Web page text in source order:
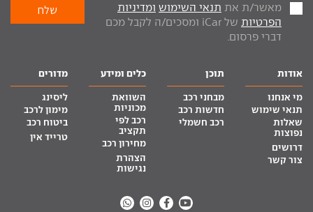
מאשר/ת את תנאי השימוש ומדיניות
הפרטיות
של iCar ומסכים/ה לקבל מכם
דברי פרסום.
אודות
מי אנחנו
תנאי שימוש
שאלות
נפוצות
דרושים
צור קשר
תוכן
מבחני רכב
חדשות רכב
רכב חשמלי
כלים ומידע
השוואת
מכוניות
רכב לפי
תקציב
מחירון רכב
הצהרת
נגישות
מדורים
ליסינג
מימון לרכב
ביטוח רכב
טרייד אין